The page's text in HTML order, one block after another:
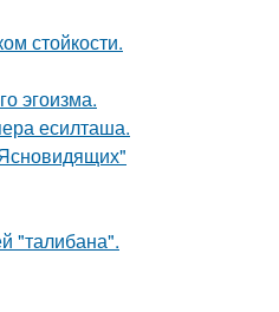
стойкости.
эгоизма.
есилташа.
"талибана".